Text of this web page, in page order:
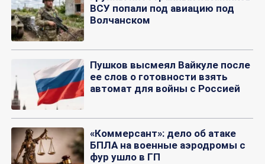
ВСУ попали под авиацию под
Волчанском
Пушков высмеял Вайкуле после
ее слов о готовности взять
автомат для войны с Россией
«Коммерсант»: дело об атаке
БПЛА на военные аэродромы с
фур ушло в ГП